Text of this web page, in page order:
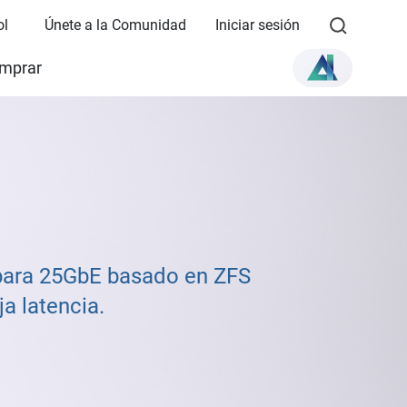
Únete a la Comunidad Iniciar sesión
25GbE basado en ZFS
latencia.